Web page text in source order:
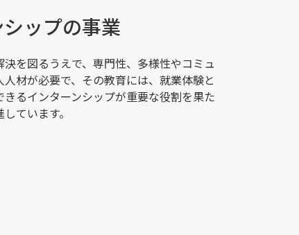
ップの事業
を図るうえで、専門性、多様性やコミュ
材が必要で、その教育には、就業体験と
るインターンシップが重要な役割を果た
ています。